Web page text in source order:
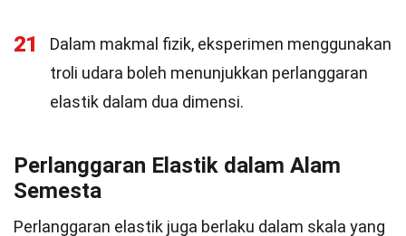
21
Dalam makmal fizik, eksperimen menggunakan
troli udara boleh menunjukkan perlanggaran
elastik dalam dua dimensi.
Perlanggaran Elastik dalam Alam
Semesta
Perlanggaran elastik juga berlaku dalam skala yang